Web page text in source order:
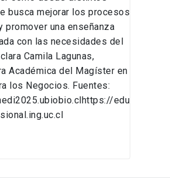
busca mejorar los procesos
promover una enseñanza
con las necesidades del
Camila Lagunas,
Académica del Magíster en
los Negocios. Fuentes:
edu